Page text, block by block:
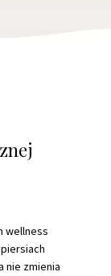
wellness
nie zmienia